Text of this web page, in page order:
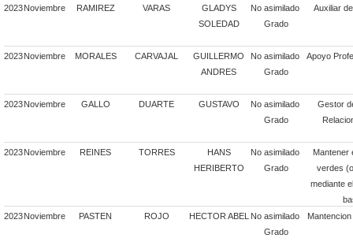
2023Noviembre RAMIREZ VARAS
GLADYS
SOLEDAD
No asimilado
Grado
Auxiliar
2023Noviembre MORALES CARVAJAL
GUILLERMO
ANDRES
No asimilado
Grado
Apoyo
2023Noviembre GALLO DUARTE GUSTAVO
No asimilado
Grado
Gestor
2023Noviembre REINES TORRES
HANS
HERIBERTO
No asimilado
Grado
Mantener
verdes
mediante
2023Noviembre PASTEN ROJO HECTOR ABEL No asimilado
Grado